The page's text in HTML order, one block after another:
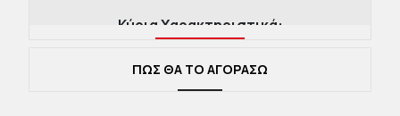
Κύρια Χαρακτηριστικά:
Ευέλικτη Χρήση: Ιδανικό για σύνδεση
ΠΩΣ ΘΑ ΤΟ ΑΓΟΡΑΣΩ